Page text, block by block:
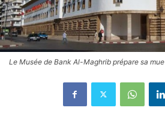
Le Musée de Bank Al-Maghrib prépare sa mue